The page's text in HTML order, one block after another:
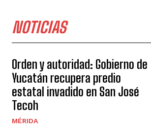
NOTICIAS
Orden y autoridad: Gobierno de
Yucatán recupera predio
estatal invadido en San José
Tecoh
MÉRIDA